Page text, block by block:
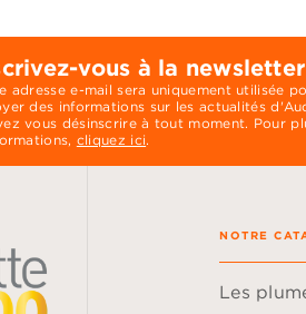
vous à la newsletter
adresse e-mail sera uniquement utilisée
des informations sur les actualités
vous désinscrire à tout moment. Pour
cliquez ici.
NOTRE
Les